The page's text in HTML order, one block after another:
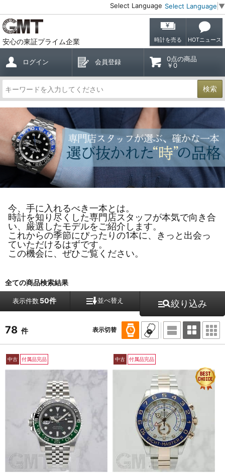
Select Language Select Language ▼
安心の東証プライム企業 時計を売る HOTニュース
ログイン 会員登録
0点の商品
￥0
検索
今、手に入れるべき一本とは。
時計を知り尽くした専門店スタッフが本気で向き合
い、厳選したモデルをご紹介します。
これからの季節にぴったりの1本に、きっと出会っ
ていただけるはずです。
この機会に、ぜひご覧ください。
全ての商品検索結果
表示件数50件 並べ替え 絞り込み
78 件 表示切替
中古 付属品完品 中古 付属品完品